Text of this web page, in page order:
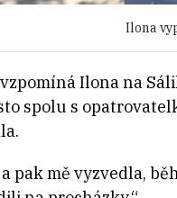
Ilona
Ilona na
spolu s
pak mě vyzvedla,